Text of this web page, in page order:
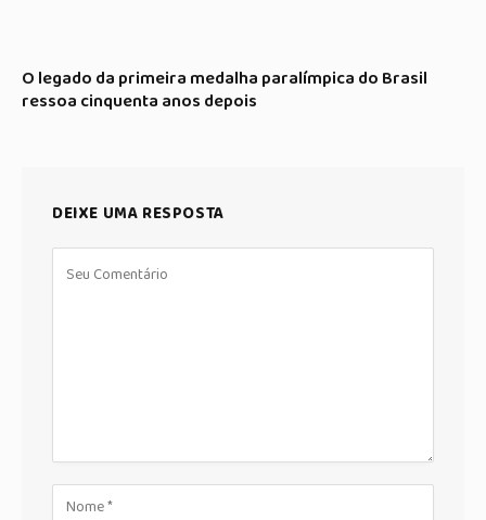
O legado da primeira medalha paralímpica do Brasil
ressoa cinquenta anos depois
DEIXE UMA RESPOSTA